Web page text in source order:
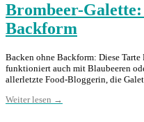
Brombeer-Galette:
Backform
Backen ohne Backform: Diese
funktioniert auch mit Blaubeeren
allerletzte Food-Bloggerin, die
Weiter lesen →